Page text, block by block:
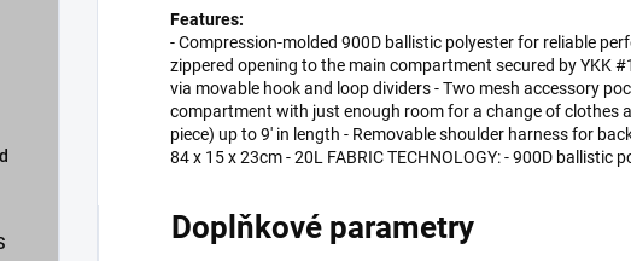
Features:
- Compression-molded 900D ballistic polyester for reliable
zippered opening to the main compartment secured by YKK
via movable hook and loop dividers - Two mesh accessory
compartment with just enough room for a change of clothes
piece) up to 9' in length - Removable shoulder harness for
84 x 15 x 23cm - 20L FABRIC TECHNOLOGY: - 900D ballistic
Doplňkové parametry